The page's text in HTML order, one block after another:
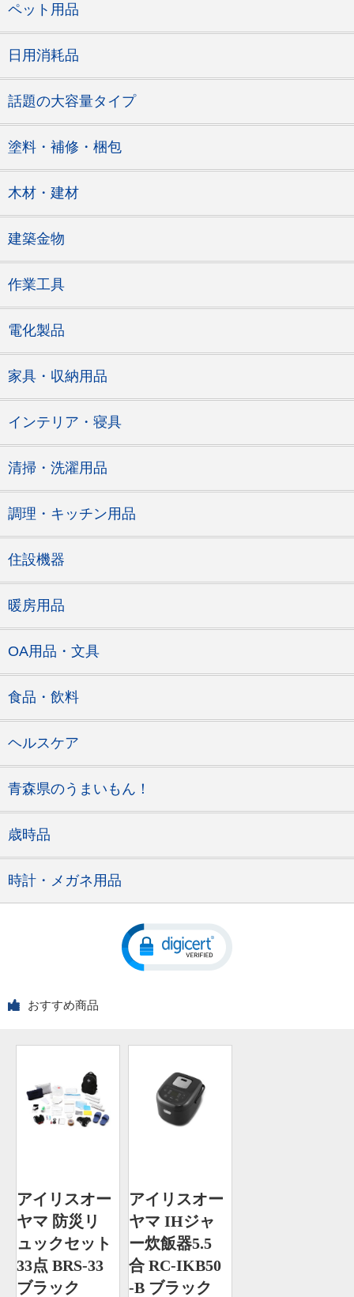
ペット用品
日用消耗品
話題の大容量タイプ
塗料・補修・梱包
木材・建材
建築金物
作業工具
電化製品
家具・収納用品
インテリア・寝具
清掃・洗濯用品
調理・キッチン用品
住設機器
暖房用品
OA用品・文具
食品・飲料
ヘルスケア
青森県のうまいもん！
歳時品
時計・メガネ用品
おすすめ商品
アイリスオー
ヤマ 防災リ
ュックセット
33点 BRS-33
ブラック
アイリスオー
ヤマ IHジャ
ー炊飯器5.5
合 RC-IKB50
-B ブラック